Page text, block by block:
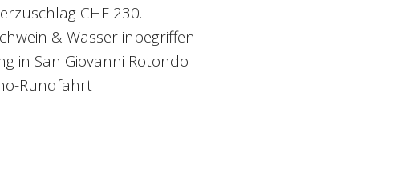
CHF 230.–
& Wasser inbegriffen
in San Giovanni Rotondo
Rundfahrt